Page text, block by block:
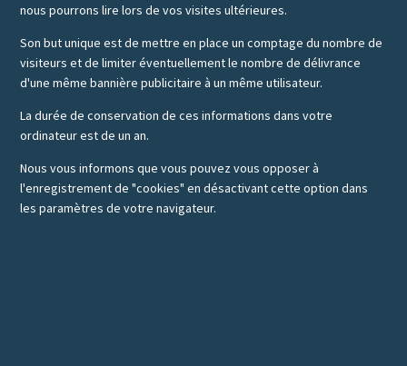
nous pourrons lire lors de vos visites ultérieures.
Son but unique est de mettre en place un comptage du nombre de
visiteurs et de limiter éventuellement le nombre de délivrance
d'une même bannière publicitaire à un même utilisateur.
La durée de conservation de ces informations dans votre
ordinateur est de un an.
Nous vous informons que vous pouvez vous opposer à
l'enregistrement de "cookies" en désactivant cette option dans
les paramètres de votre navigateur.